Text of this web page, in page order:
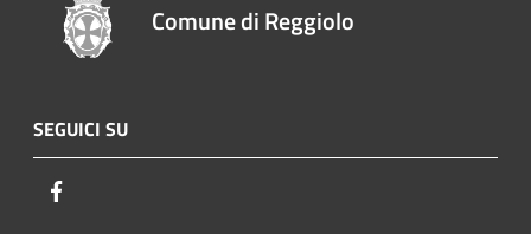
Comune di Reggiolo
SEGUICI SU